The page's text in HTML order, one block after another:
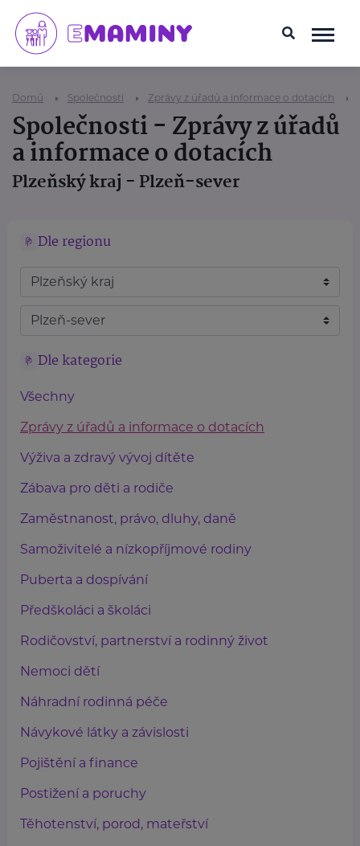
Domů Společnosti Zprávy z úřadů a informace o dotacích
Společnosti - Zprávy z úřadů
a informace o dotacích
Plzeňský kraj - Plzeň-sever
Dle regionu
Dle kategorie
Všechny
Zprávy z úřadů a informace o dotacích
Výživa a zdravý vývoj dítěte
Zábava pro děti a rodiče
Zaměstnanost, právo, dluhy, daně
Samoživitelé a nízkopříjmové rodiny
Puberta a dospívání
Předškoláci a školáci
Rodičovství, partnerství a rodinný život
Nemoci dětí
Náhradní rodinná péče
Návykové látky a závislosti
Pojištění a finance
Postižení a poruchy
Těhotenství, porod, mateřství